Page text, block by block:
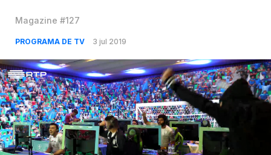
Magazine #127
PROGRAMA DE TV 3 jul 2019